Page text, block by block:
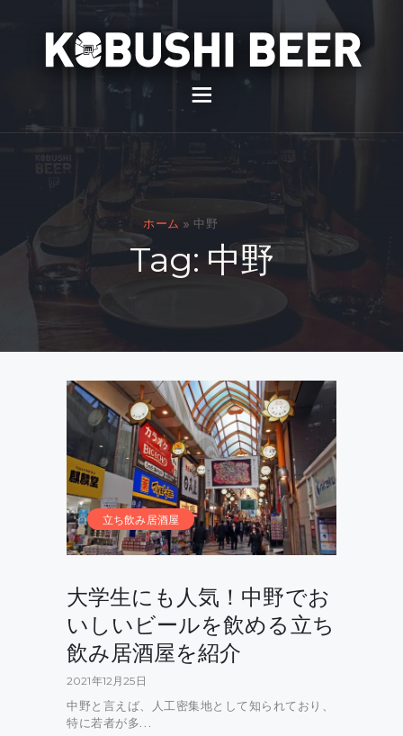
ホーム » 中野
Tag: 中野
イベント
スナック
貸切
スタッフ募集
問い合わせ
立ち飲み居酒屋
大学生にも人気！中野でお
いしいビールを飲める立ち
飲み居酒屋を紹介
2021年12月25日
中野と言えば、人工密集地として知られており、
特に若者が多…